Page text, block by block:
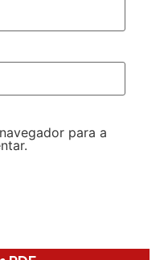
para a